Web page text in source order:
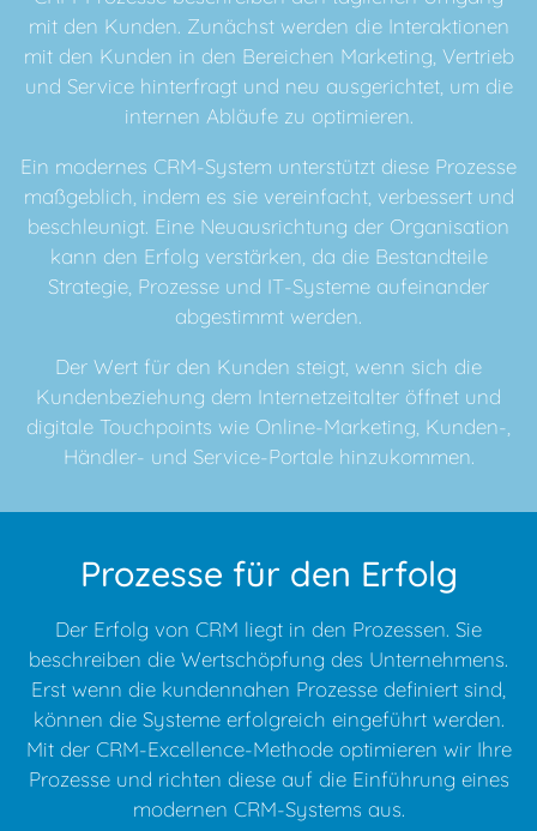
mit den Kunden. Zunächst werden die Interaktionen
mit den Kunden in den Bereichen Marketing, Vertrieb
und Service hinterfragt und neu ausgerichtet, um die
internen Abläufe zu optimieren.
Ein modernes CRM-System unterstützt diese Prozesse
maßgeblich, indem es sie vereinfacht, verbessert und
beschleunigt. Eine Neuausrichtung der Organisation
kann den Erfolg verstärken, da die Bestandteile
Strategie, Prozesse und IT-Systeme aufeinander
abgestimmt werden.
Der Wert für den Kunden steigt, wenn sich die
Kundenbeziehung dem Internetzeitalter öffnet und
digitale Touchpoints wie Online-Marketing, Kunden-,
Händler- und Service-Portale hinzukommen.
Prozesse für den Erfolg
Der Erfolg von CRM liegt in den Prozessen. Sie
beschreiben die Wertschöpfung des Unternehmens.
Erst wenn die kundennahen Prozesse definiert sind,
können die Systeme erfolgreich eingeführt werden.
Mit der CRM-Excellence-Methode optimieren wir Ihre
Prozesse und richten diese auf die Einführung eines
modernen CRM-Systems aus.